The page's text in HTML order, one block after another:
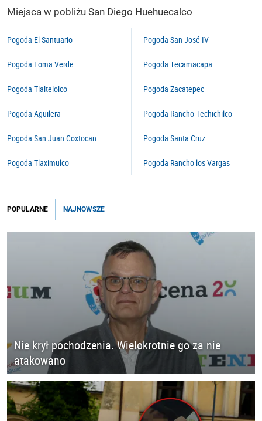
Miejsca w pobliżu San Diego Huehuecalco
Pogoda El Santuario
Pogoda Loma Verde
Pogoda Tlaltelolco
Pogoda Aguilera
Pogoda San Juan Coxtocan
Pogoda Tlaximulco
Pogoda San José IV
Pogoda Tecamacapa
Pogoda Zacatepec
Pogoda Rancho Techichilco
Pogoda Santa Cruz
Pogoda Rancho los Vargas
POPULARNE NAJNOWSZE
Nie krył pochodzenia. Wielokrotnie go za nie
atakowano